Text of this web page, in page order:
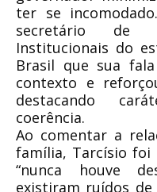
ter se
secretário de
Institucionais do
Brasil que sua
contexto e
destacando
coerência.
Ao comentar a
família, Tarcísio foi
“nunca houve
existiram ruídos